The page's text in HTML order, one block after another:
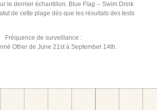
le dernier échantillon. Blue Flag -- Swim Drink
de cette plage dès que les résultats des tests
Fréquence de surveillance :
Other de June 21st à September 14th.